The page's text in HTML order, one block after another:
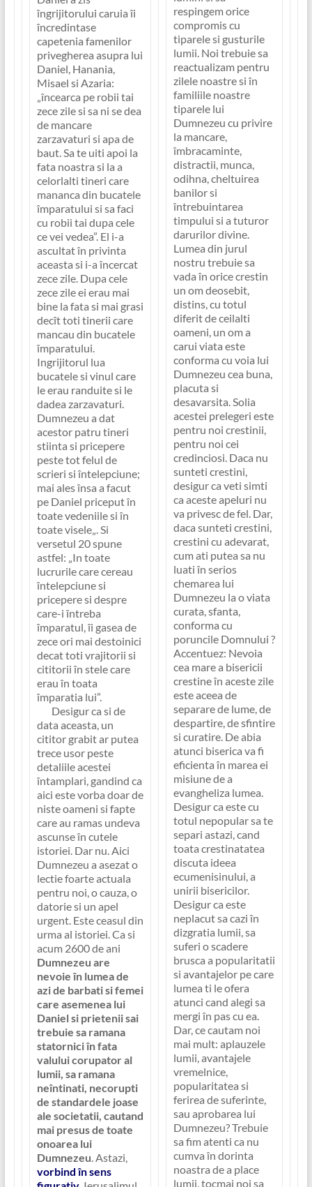
îngrijitorului caruia îi
încredintase
capetenia famenilor
privegherea asupra lui
Daniel, Hanania,
Misael si Azaria:
„încearca pe robii tai
zece zile si sa ni se dea
de mancare
zarzavaturi si apa de
baut. Sa te uiti apoi la
fata noastra si la a
celorlalti tineri care
mananca din bucatele
împaratului si sa faci
cu robii tai dupa cele
ce vei vedea”. El i-a
ascultat în privinta
aceasta si i-a încercat
zece zile. Dupa cele
zece zile ei erau mai
bine la fata si mai grasi
decît toti tinerii care
mancau din bucatele
împaratului.
Ingrijitorul lua
bucatele si vinul care
le erau randuite si le
dadea zarzavaturi.
Dumnezeu a dat
acestor patru tineri
stiinta si pricepere
peste tot felul de
scrieri si întelepciune;
mai ales însa a facut
pe Daniel priceput în
toate vedeniile si în
toate visele„. Si
versetul 20 spune
astfel: „In toate
lucrurile care cereau
întelepciune si
pricepere si despre
care-i întreba
împaratul, îi gasea de
zece ori mai destoinici
decat toti vrajitorii si
cititorii în stele care
erau în toata
împaratia lui”.
Desigur ca si de
data aceasta, un
cititor grabit ar putea
trece usor peste
detaliile acestei
întamplari, gandind ca
aici este vorba doar de
niste oameni si fapte
care au ramas undeva
ascunse în cutele
istoriei. Dar nu. Aici
Dumnezeu a asezat o
lectie foarte actuala
pentru noi, o cauza, o
datorie si un apel
urgent. Este ceasul din
urma al istoriei. Ca si
acum 2600 de ani
Dumnezeu are
nevoie în lumea de
azi de barbati si femei
care asemenea lui
Daniel si prietenii sai
trebuie sa ramana
statornici în fata
valului corupator al
lumii, sa ramana
neîntinati, necorupti
de standardele joase
ale societatii, cautand
mai presus de toate
onoarea lui
Dumnezeu. Astazi,
vorbind în sens
respingem orice
compromis cu
tiparele si gusturile
lumii. Noi trebuie sa
reactualizam pentru
zilele noastre si în
familiile noastre
tiparele lui
Dumnezeu cu privire
la mancare,
îmbracaminte,
distractii, munca,
odihna, cheltuirea
banilor si
întrebuintarea
timpului si a tuturor
darurilor divine.
Lumea din jurul
nostru trebuie sa
vada în orice crestin
un om deosebit,
distins, cu totul
diferit de ceilalti
oameni, un om a
carui viata este
conforma cu voia lui
Dumnezeu cea buna,
placuta si
desavarsita. Solia
acestei prelegeri este
pentru noi crestinii,
pentru noi cei
credinciosi. Daca nu
sunteti crestini,
desigur ca veti simti
ca aceste apeluri nu
va privesc de fel. Dar,
daca sunteti crestini,
crestini cu adevarat,
cum ati putea sa nu
luati în serios
chemarea lui
Dumnezeu la o viata
curata, sfanta,
conforma cu
poruncile Domnului ?
Accentuez: Nevoia
cea mare a bisericii
crestine în aceste zile
este aceea de
separare de lume, de
despartire, de sfintire
si curatire. De abia
atunci biserica va fi
eficienta în marea ei
misiune de a
evangheliza lumea.
Desigur ca este cu
totul nepopular sa te
separi astazi, cand
toata crestinatatea
discuta ideea
ecumenisinului, a
unirii bisericilor.
Desigur ca este
neplacut sa cazi în
dizgratia lumii, sa
suferi o scadere
brusca a popularitatii
si avantajelor pe care
lumea ti le ofera
atunci cand alegi sa
mergi în pas cu ea.
Dar, ce cautam noi
mai mult: aplauzele
lumii, avantajele
vremelnice,
popularitatea si
ferirea de suferinte,
sau aprobarea lui
Dumnezeu? Trebuie
sa fim atenti ca nu
cumva în dorinta
noastra de a place
lumii, tocmai noi sa